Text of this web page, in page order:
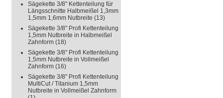
Sägekette 3/8" Kettenteilung für
Längsschnitte Halbmeißel 1,3mm
1,5mm 1,6mm Nutbreite (13)
Sägekette 3/8" Profi Kettenteilung
1,5mm Nutbreite in Halbmeißel
Zahnform (18)
Sägekette 3/8" Profi Kettenteilung
1,5mm Nutbreite in Vollmeißel
Zahnform (16)
Sägekette 3/8" Profi Kettenteilung
MultiCut / Titanium 1,5mm
Nutbreite in Vollmeißel Zahnform